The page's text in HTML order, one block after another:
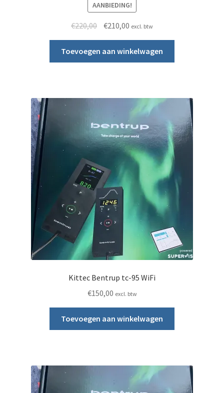
AANBIEDING!
€220,00 Oorspronkelijke prijs was: €220,00.
€210,00Huidige prijs is: €210,00.
excl. btw
Toevoegen aan winkelwagen
Kittec Bentrup tc-95 WiFi
€150,00 excl. btw
Toevoegen aan winkelwagen